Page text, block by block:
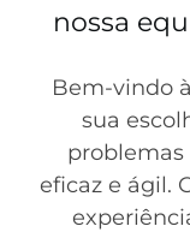
nossa
Bem-vindo
sua
eficaz e ágil.